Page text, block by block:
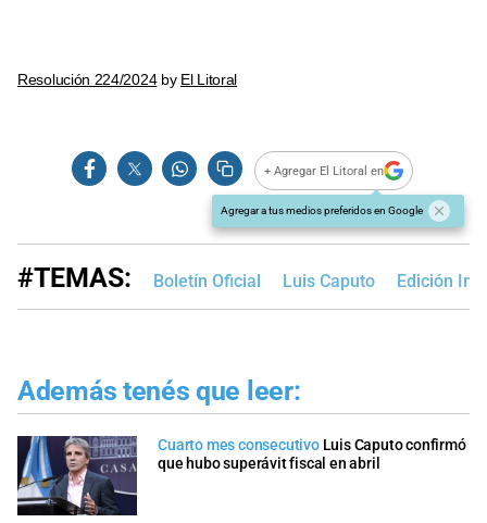
Resolución 224/2024by El Litoral
+ Agregar El Litoral en
Agregar a tus medios preferidos en Google
#TEMAS: Boletín Oficial Luis Caputo Edición
Además tenés que leer:
Cuarto mes consecutivo Luis Caputo confirmó
que hubo superávit fiscal en abril